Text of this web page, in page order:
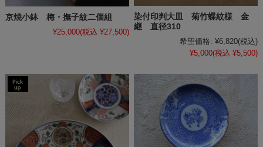
京焼小鉢 梅・撫子紋二個組
¥25,000(税込 ¥27,500)
染付印判大皿 菊竹蝶紋様 金
継 直径310
希望価格: ¥6,820(税込)
¥5,000(税込 ¥5,500)